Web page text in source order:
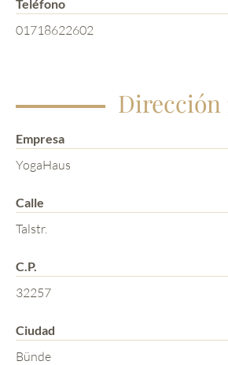
Teléfono
01718622602
Dirección
Empresa
YogaHaus
Calle
Talstr.
C.P.
32257
Ciudad
Bünde